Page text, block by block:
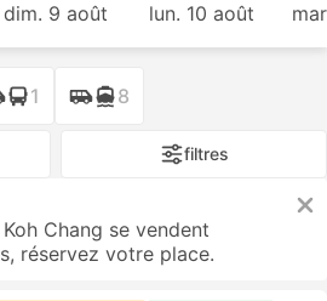
dim. 9 août lun. 10 août
1 8
filtres
Chang se vendent
réservez votre place.